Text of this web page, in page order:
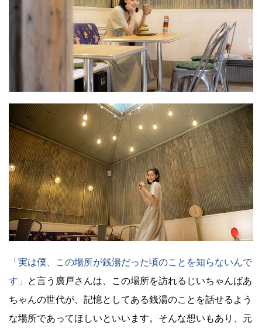
「実は僕、この場所が銭湯だった頃のことを知らないんで
す」 と言う廣戸さんは、この場所を訪れるじいちゃんばあ
ちゃんの世代が、記憶としてある銭湯のことを話せるよう
な場所であってほしいといいます。そんな想いもあり、元